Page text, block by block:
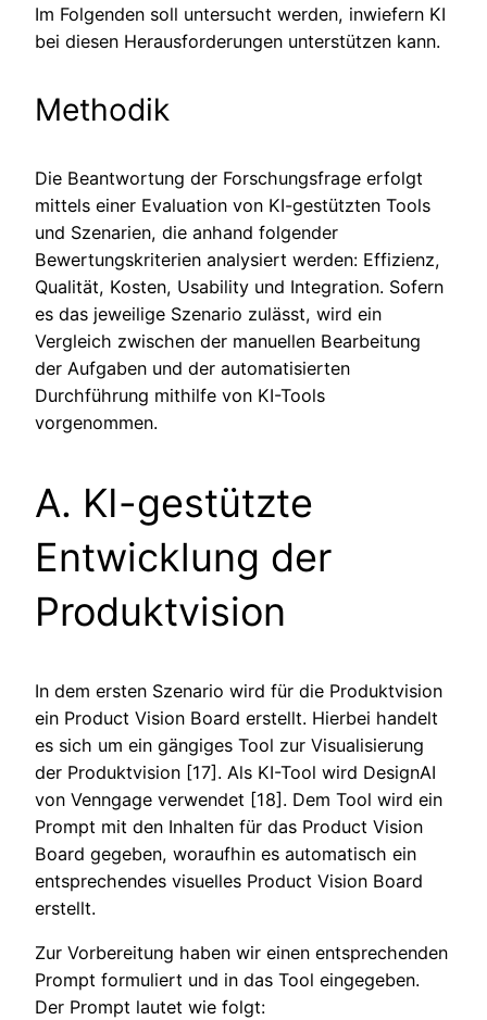
Im Folgenden soll untersucht werden, inwiefern KI
bei diesen Herausforderungen unterstützen kann.
Methodik
Die Beantwortung der Forschungsfrage erfolgt
mittels einer Evaluation von KI-gestützten Tools
und Szenarien, die anhand folgender
Bewertungskriterien analysiert werden: Effizienz,
Qualität, Kosten, Usability und Integration. Sofern
es das jeweilige Szenario zulässt, wird ein
Vergleich zwischen der manuellen Bearbeitung
der Aufgaben und der automatisierten
Durchführung mithilfe von KI-Tools
vorgenommen.
A. KI-gestützte
Entwicklung der
Produktvision
In dem ersten Szenario wird für die Produktvision
ein Product Vision Board erstellt. Hierbei handelt
es sich um ein gängiges Tool zur Visualisierung
der Produktvision [17]. Als KI-Tool wird DesignAI
von Venngage verwendet [18]. Dem Tool wird ein
Prompt mit den Inhalten für das Product Vision
Board gegeben, woraufhin es automatisch ein
entsprechendes visuelles Product Vision Board
erstellt.
Zur Vorbereitung haben wir einen entsprechenden
Prompt formuliert und in das Tool eingegeben.
Der Prompt lautet wie folgt: